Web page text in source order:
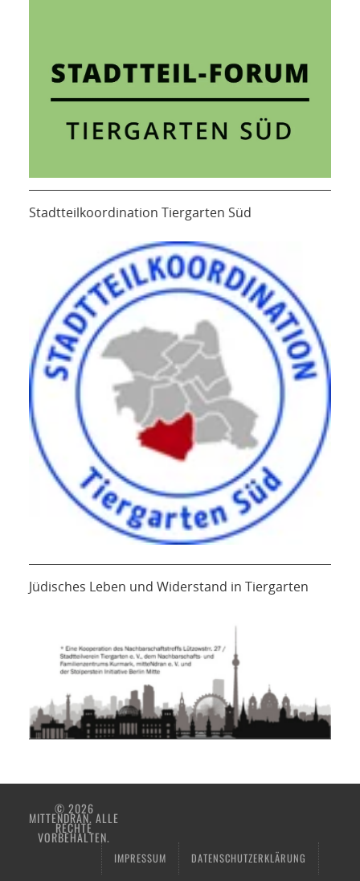
Stadtteilkoordination Tiergarten Süd
Jüdisches Leben und Widerstand in Tiergarten
© 2026
MITTENDRAN. ALLE
RECHTE
VORBEHALTEN.
IMPRESSUM DATENSCHUTZERKLÄRUNG